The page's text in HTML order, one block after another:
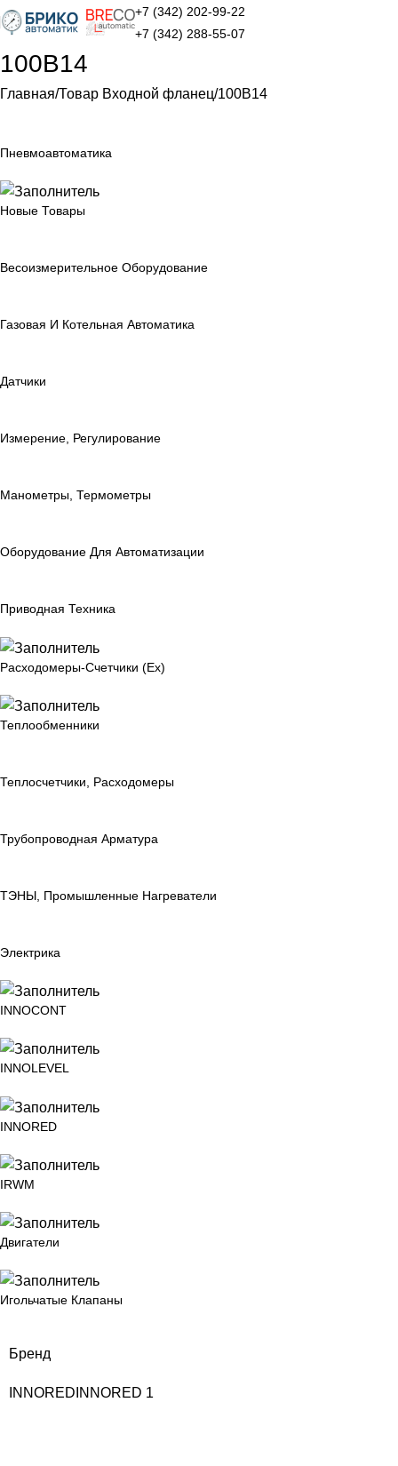
+7 (342) 202-99-22
+7 (342) 288-55-07
100B14
Главная Товар Входной фланец 100B14
Пневмоавтоматика
Новые Товары
Весоизмерительное Оборудование
Газовая И Котельная Автоматика
Датчики
Измерение, Регулирование
Манометры, Термометры
Оборудование Для Автоматизации
Приводная Техника
Расходомеры-Счетчики (Ex)
Теплообменники
Теплосчетчики, Расходомеры
Трубопроводная Арматура
ТЭНЫ, Промышленные Нагреватели
Электрика
INNOCONT
INNOLEVEL
INNORED
IRWM
Двигатели
Игольчатые Клапаны
Бренд
INNORED INNORED 1